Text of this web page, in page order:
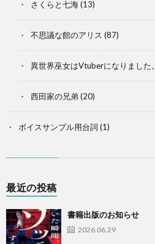
さくらと七海(13)
不思議な館のアリス (87)
異世界巫女はVtuberになりました。
西田家の兄弟(20)
ボイスサンプル用台詞 (1)
最近の投稿
書籍出版のお知らせ
2026.06.29